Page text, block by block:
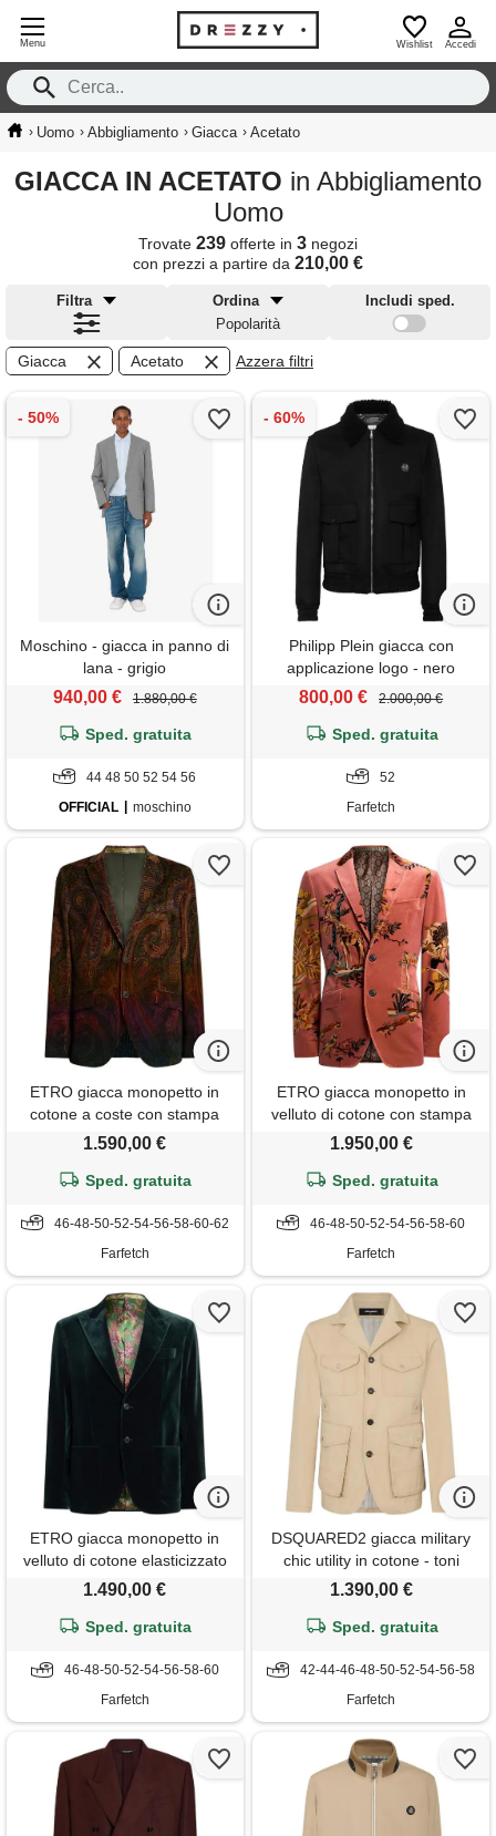
Menu Wishlist Accedi
› Uomo › Abbigliamento › Giacca › Acetato
GIACCA IN ACETATO in Abbigliamento
Uomo
Trovate 239 offerte in 3 negozi
con prezzi a partire da 210,00 €
Filtra
Ordina
Popolarità
Includi sped.
Giacca Acetato Azzera filtri
Moschino - giacca in panno di
lana - grigio
940,00 € 1.880,00 €
Sped. gratuita
44 48 50 52 54 56
OFFICIAL
moschino
Philipp Plein giacca con
applicazione logo - nero
800,00 € 2.000,00 €
Sped. gratuita
52
Farfetch
ETRO giacca monopetto in
cotone a coste con stampa
paisley sfumata - verde
1.590,00 €
Sped. gratuita
46-48-50-52-54-56-58-60-62
Farfetch
ETRO giacca monopetto in
velluto di cotone con stampa
a fiori - rosa
1.950,00 €
Sped. gratuita
46-48-50-52-54-56-58-60
Farfetch
ETRO giacca monopetto in
velluto di cotone elasticizzato
- verde
1.490,00 €
Sped. gratuita
46-48-50-52-54-56-58-60
Farfetch
DSQUARED2 giacca military
chic utility in cotone - toni
neutri
1.390,00 €
Sped. gratuita
42-44-46-48-50-52-54-56-58
Farfetch